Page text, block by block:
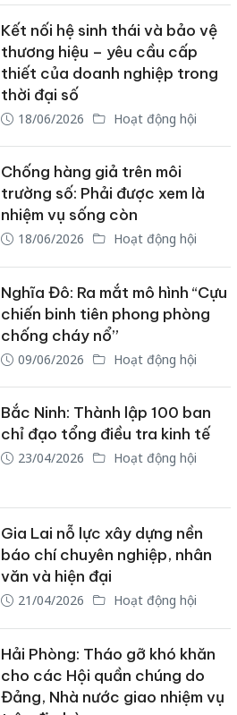
Kết nối hệ sinh thái và bảo vệ
thương hiệu – yêu cầu cấp
thiết của doanh nghiệp trong
thời đại số
18/06/2026 Hoạt động hội
Chống hàng giả trên môi
trường số: Phải được xem là
nhiệm vụ sống còn
18/06/2026 Hoạt động hội
Nghĩa Đô: Ra mắt mô hình “Cựu
chiến binh tiên phong phòng
chống cháy nổ”
09/06/2026 Hoạt động hội
Bắc Ninh: Thành lập 100 ban
chỉ đạo tổng điều tra kinh tế
23/04/2026 Hoạt động hội
Gia Lai nỗ lực xây dựng nền
báo chí chuyên nghiệp, nhân
văn và hiện đại
21/04/2026 Hoạt động hội
Hải Phòng: Tháo gỡ khó khăn
cho các Hội quần chúng do
Đảng, Nhà nước giao nhiệm vụ